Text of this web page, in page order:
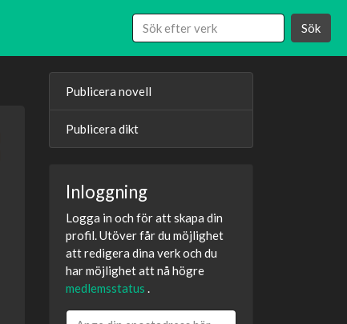
Sök
Publicera novell
Publicera dikt
Inloggning
Logga in och för att skapa din
profil. Utöver får du möjlighet
att redigera dina verk och du
har möjlighet att nå högre
medlemsstatus .